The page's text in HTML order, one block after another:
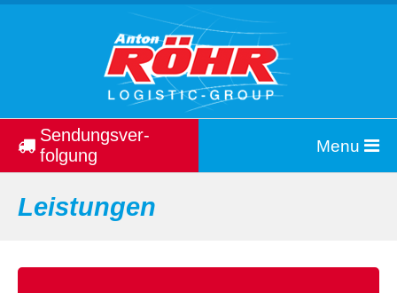
Sendungs­ver­
folgung
Menu
Leistungen